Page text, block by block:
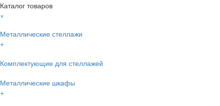
Каталог товаров
×
Металлические стеллажи
+
Комплектующие для стеллажей
Металлические шкафы
+